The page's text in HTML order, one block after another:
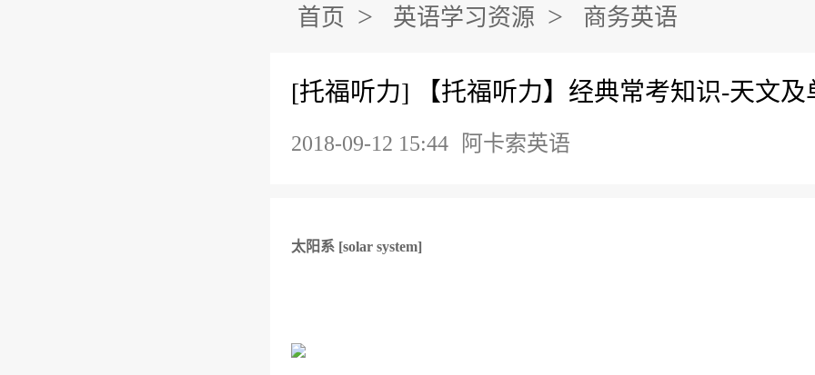
首页 > 英语学习资源 > 商务英语
[托福听力] 【托福听力】经典常考知识-天文及
2018-09-12 15:44 阿卡索英语
太阳系 [solar system]